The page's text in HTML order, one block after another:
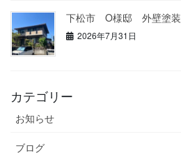
下松市 O様邸 外壁塗装
2026年7月31日
カテゴリー
お知らせ
ブログ